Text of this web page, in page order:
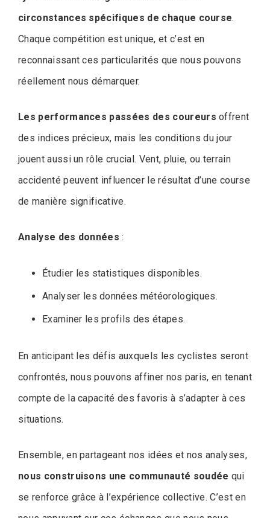
circonstances spécifiques de chaque course.
Chaque compétition est unique, et c’est en
reconnaissant ces particularités que nous pouvons
réellement nous démarquer.
Les performances passées des coureurs offrent
des indices précieux, mais les conditions du jour
jouent aussi un rôle crucial. Vent, pluie, ou terrain
accidenté peuvent influencer le résultat d’une course
de manière significative.
Analyse des données :
Étudier les statistiques disponibles.
Analyser les données météorologiques.
Examiner les profils des étapes.
En anticipant les défis auxquels les cyclistes seront
confrontés, nous pouvons affiner nos paris, en tenant
compte de la capacité des favoris à s’adapter à ces
situations.
Ensemble, en partageant nos idées et nos analyses,
nous construisons une communauté soudée qui
se renforce grâce à l’expérience collective. C’est en